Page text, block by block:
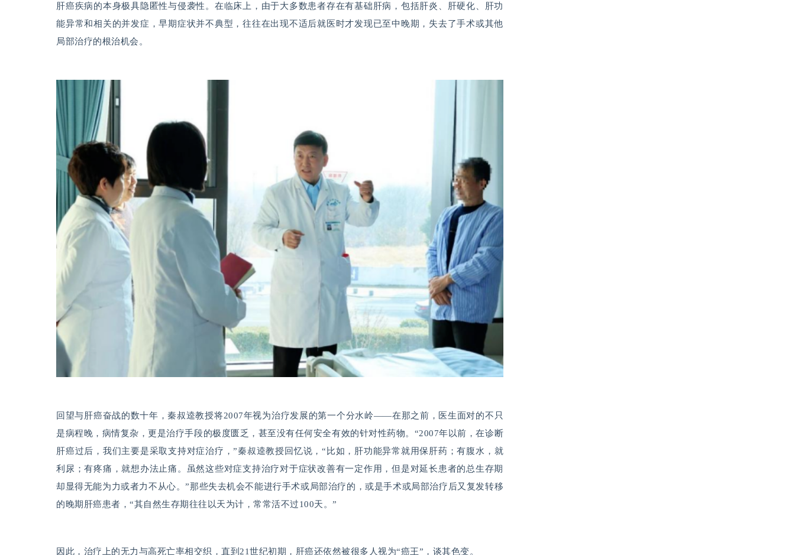
肝癌疾病的本身极具隐匿性与侵袭性。在临床上，由于大多数患者存在有基础肝病，包括肝炎、肝硬化、肝功
能异常和相关的并发症，早期症状并不典型，往往在出现不适后就医时才发现已至中晚期，失去了手术或其他
局部治疗的根治机会。
回望与肝癌奋战的数十年，秦叔逵教授将2007年视为治疗发展的第一个分水岭——在那之前，医生面对的不只
是病程晚，病情复杂，更是治疗手段的极度匮乏，甚至没有任何安全有效的针对性药物。“2007年以前，在诊断
肝癌过后，我们主要是采取支持对症治疗，”秦叔逵教授回忆说，“比如，肝功能异常就用保肝药；有腹水，就
利尿；有疼痛，就想办法止痛。虽然这些对症支持治疗对于症状改善有一定作用，但是对延长患者的总生存期
却显得无能为力或者力不从心。”那些失去机会不能进行手术或局部治疗的，或是手术或局部治疗后又复发转移
的晚期肝癌患者，“其自然生存期往往以天为计，常常活不过100天。”
因此，治疗上的无力与高死亡率相交织，直到21世纪初期，肝癌还依然被很多人视为“癌王”，谈其色变。